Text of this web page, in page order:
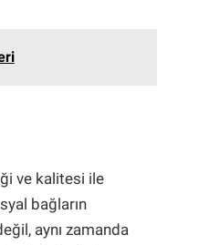
ve kalitesi ile
bağların
aynı zamanda